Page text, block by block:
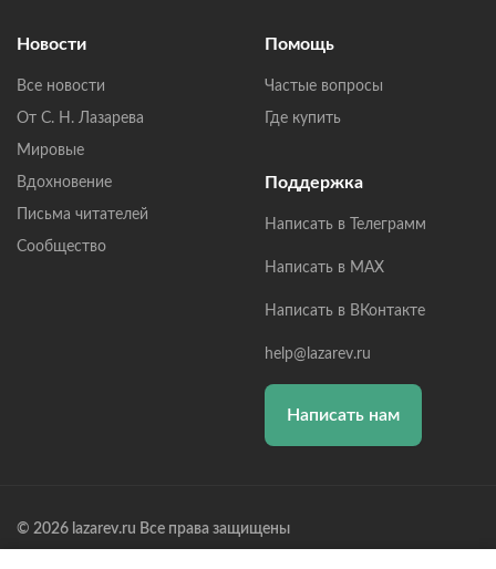
Новости
Все новости
От С. Н. Лазарева
Мировые
Вдохновение
Письма читателей
Сообщество
Помощь
Частые вопросы
Где купить
Поддержка
Написать в Телеграмм
Написать в MAX
Написать в ВКонтакте
help@lazarev.ru
Написать нам
© 2026 lazarev.ru Все права защищены